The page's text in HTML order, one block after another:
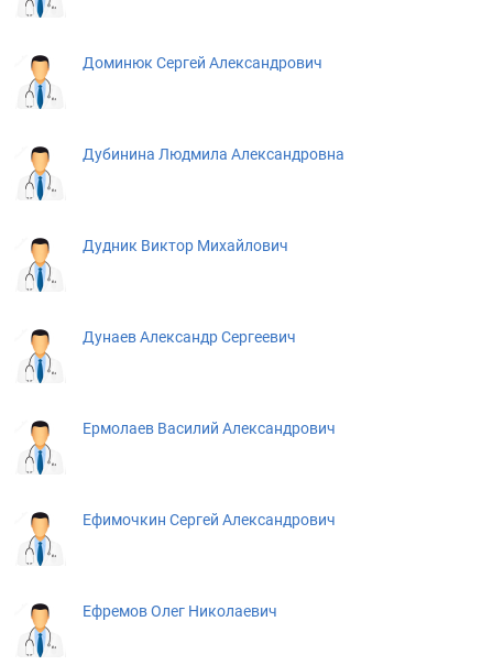
Доминюк Сергей Александрович
Дубинина Людмила Александровна
Дудник Виктор Михайлович
Дунаев Александр Сергеевич
Ермолаев Василий Александрович
Ефимочкин Сергей Александрович
Ефремов Олег Николаевич